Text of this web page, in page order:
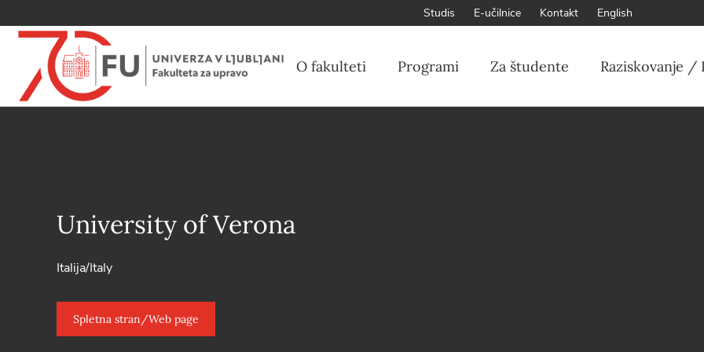
Studis E-učilnice Kontakt English
O fakulteti Programi Za študente Raziskovanje /
University of Verona
Italija/Italy
Spletna stran/Web page